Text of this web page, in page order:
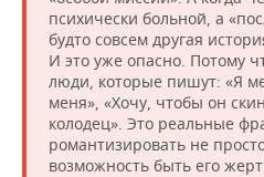
психически больной, а
будто совсем другая
И это уже опасно. Потому
люди, которые пишут: «Я
меня», «Хочу, чтобы он
колодец». Это реальные
романтизировать не
возможность быть его